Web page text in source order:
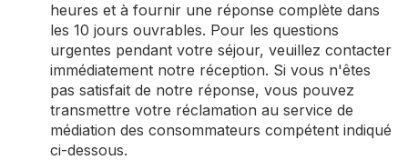
heures et à fournir une réponse complète dans
les 10 jours ouvrables. Pour les questions
urgentes pendant votre séjour, veuillez contacter
immédiatement notre réception. Si vous n'êtes
pas satisfait de notre réponse, vous pouvez
transmettre votre réclamation au service de
médiation des consommateurs compétent indiqué
ci-dessous.